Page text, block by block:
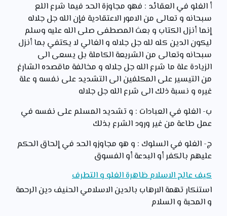
أ الغلو في العقائد : فهو مجاوزة الحد فيما شرع اللع
سبحانه و تعالى من الامور الاعتقادية فإن الله جل جلاله
إنما أنزل الكتاب و بعث المصطفى صلى الله عليه وسلم
ليكون الدين كله لله جل جلاله و الغالي لا يكتفي بما أنزل
سبحانه وتعالى من الشريعة الكاملة بل يسعى الى
الزيادة علة ما شرع الله جل جلاله و مخالفة ماقصده الشارغ
من التيسير على المكلفين الى التشديد على نفسه و علة
غيره و نسبة ذلك الى شرع الله جل جلاله
ب- الغلو في العبادات : و تشديد المسلم على نفسه في
عمل طاعة من غير ورود الشرع بذلك
ج- الغلو في السلوك : و هو مجاوزو الحد في إلحاق الحكم
عليهم بالكفر أو البدعة أو الفسوق
كيف عالج الاسلام ظاهرة الغلو و التطرف
استنكار تهمة الارهاب بالدين الاسلامي الحنيف دين الرحمة
و المحبة و السلام